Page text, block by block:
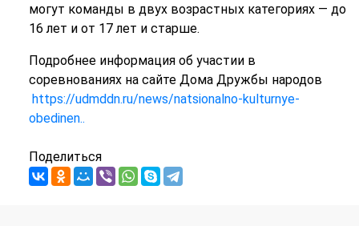
могут команды в двух возрастных категориях — до
16 лет и от 17 лет и старше.
Подробнее информация об участии в
соревнованиях на сайте Дома Дружбы народов
https://udmddn.ru/news/natsionalno-kulturnye-
obedinen..
Поделиться